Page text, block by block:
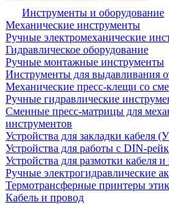
Инструменты и оборудование
Механические инструменты
Ручные электромеханические
Гидравлическое оборудование
Ручные монтажные инструменты
Инструменты для выдавливания
Механические пресс-клещи со
Ручные гидравлические
Сменные пресс-матрицы для
инструментов
Устройства для закладки кабеля
Устройства для работы с DIN-
Устройства для размотки кабеля
Ручные электрогидравлические
Термотрансферные принтеры
Кабель и провод